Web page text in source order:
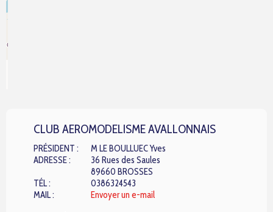
CLUB AEROMODELISME AVALLONNAIS
PRÉSIDENT :
M LE BOULLUEC Yves
ADRESSE :
36 Rues des Saules
89660 BROSSES
TÉL :
0386324543
MAIL :
Envoyer un e-mail